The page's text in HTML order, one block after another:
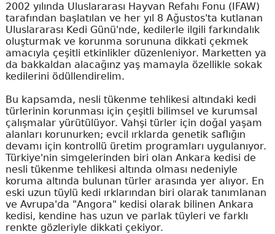
2002 yılında Uluslararası Hayvan Refahı Fonu (IFAW)
tarafından başlatılan ve her yıl 8 Ağustos'ta kutlanan
Uluslararası Kedi Günü'nde, kedilerle ilgili farkındalık
oluşturmak ve korunma sorununa dikkati çekmek
amacıyla çeşitli etkinlikler düzenleniyor. Marketten ya
da bakkaldan alacağınz yaş mamayla özellikle sokak
kedilerini ödüllendirelim.
Bu kapsamda, nesli tükenme tehlikesi altındaki kedi
türlerinin korunması için çeşitli bilimsel ve kurumsal
çalışmalar yürütülüyor. Vahşi türler için doğal yaşam
alanları korunurken; evcil ırklarda genetik saflığın
devamı için kontrollü üretim programları uygulanıyor.
Türkiye'nin simgelerinden biri olan Ankara kedisi de
nesli tükenme tehlikesi altında olması nedeniyle
koruma altında bulunan türler arasında yer alıyor. En
eski uzun tüylü kedi ırklarından biri olarak tanımlanan
ve Avrupa'da "Angora" kedisi olarak bilinen Ankara
kedisi, kendine has uzun ve parlak tüyleri ve farklı
renkte gözleriyle dikkati çekiyor.